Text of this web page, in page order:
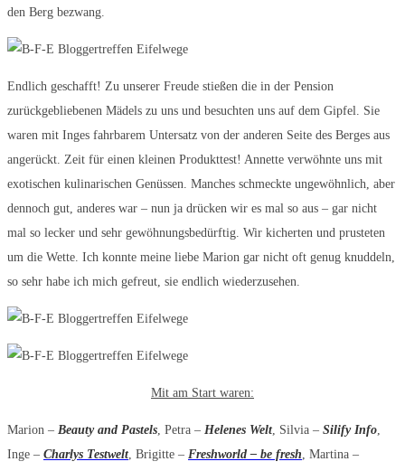
den Berg bezwang.
Endlich geschafft! Zu unserer Freude stießen die in der Pension
zurückgebliebenen Mädels zu uns und besuchten uns auf dem Gipfel. Sie
waren mit Inges fahrbarem Untersatz von der anderen Seite des Berges aus
angerückt. Zeit für einen kleinen Produkttest! Annette verwöhnte uns mit
exotischen kulinarischen Genüssen. Manches schmeckte ungewöhnlich, aber
dennoch gut, anderes war – nun ja drücken wir es mal so aus – gar nicht
mal so lecker und sehr gewöhnungsbedürftig. Wir kicherten und prusteten
um die Wette. Ich konnte meine liebe Marion gar nicht oft genug knuddeln,
so sehr habe ich mich gefreut, sie endlich wiederzusehen.
Mit am Start waren:
Marion – Beauty and Pastels, Petra – Helenes Welt, Silvia – Silify Info,
Inge – Charlys Testwelt, Brigitte – Freshworld – be fresh, Martina –